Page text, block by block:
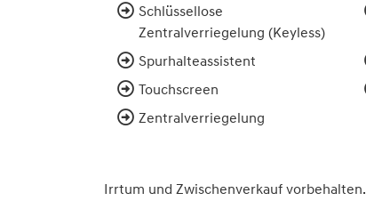
Schlüssellose
Zentralverriegelung (Keyless)
Spurhalteassistent
Touchscreen
Zentralverriegelung
Irrtum und Zwischenverkauf vorbehalten.